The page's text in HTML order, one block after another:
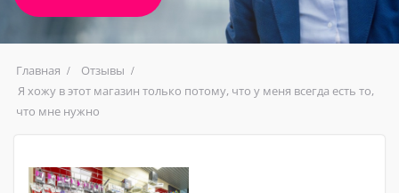
Главная
Отзывы
Я хожу в этот магазин только потому, что у меня всегда есть то,
что мне нужно